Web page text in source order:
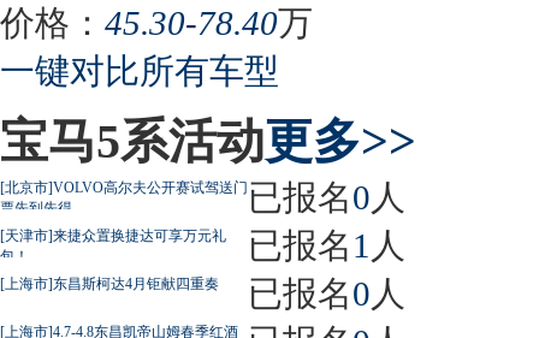
价格： 45.30-78.40万
一键对比所有车型
宝马5系活动更多>>
[北京市]VOLVO高尔夫公开赛试驾送门
票先到先得
已报名0 人
[天津市]来捷众置换捷达可享万元礼
包！
已报名1 人
[上海市]东昌斯柯达4月钜献四重奏 已报名0 人
[上海市]4.7-4.8东昌凯帝山姆春季红酒